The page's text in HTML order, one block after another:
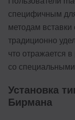
специфичным
методам
традиционно
что отражается
со
Установка
Бирмана